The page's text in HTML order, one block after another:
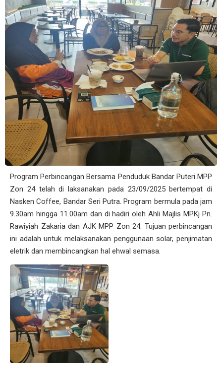
Program Perbincangan Bersama Penduduk Bandar Puteri MPP
Zon 24 telah di laksanakan pada 23/09/2025 bertempat di
Nasken Coffee, Bandar Seri Putra. Program bermula pada jam
9.30am hingga 11.00am dan di hadiri oleh Ahli Majlis MPKj Pn.
Rawiyiah Zakaria dan AJK MPP Zon 24. Tujuan perbincangan
ini adalah untuk melaksanakan penggunaan solar, penjimatan
eletrik dan membincangkan hal ehwal semasa.